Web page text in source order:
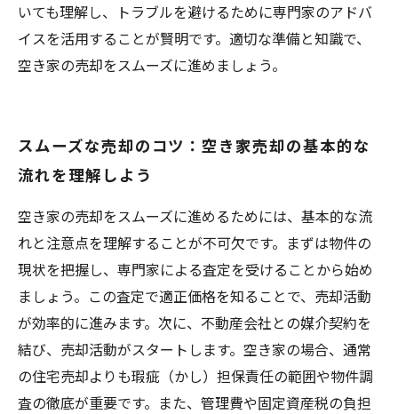
いても理解し、トラブルを避けるために専門家のアドバ
イスを活用することが賢明です。適切な準備と知識で、
空き家の売却をスムーズに進めましょう。
スムーズな売却のコツ：空き家売却の基本的な
流れを理解しよう
空き家の売却をスムーズに進めるためには、基本的な流
れと注意点を理解することが不可欠です。まずは物件の
現状を把握し、専門家による査定を受けることから始め
ましょう。この査定で適正価格を知ることで、売却活動
が効率的に進みます。次に、不動産会社との媒介契約を
結び、売却活動がスタートします。空き家の場合、通常
の住宅売却よりも瑕疵（かし）担保責任の範囲や物件調
査の徹底が重要です。また、管理費や固定資産税の負担